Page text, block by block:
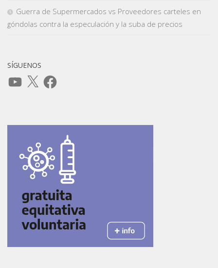
Guerra de Supermercados vs Proveedores carteles en
góndolas contra la especulación y la suba de precios
SÍGUENOS
YouTube
X Facebook